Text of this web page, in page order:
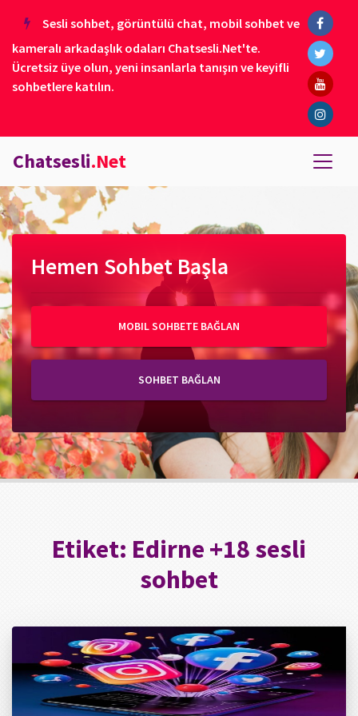
Sesli sohbet, görüntülü chat, mobil sohbet ve
kameralı arkadaşlık odaları Chatsesli.Net'te.
Ücretsiz üye olun, yeni insanlarla tanışın ve keyifli
sohbetlere katılın.
Chatsesli.Net
Hemen Sohbet Başla
MOBIL SOHBETE BAĞLAN
SOHBET BAĞLAN
Etiket: Edirne +18 sesli
sohbet